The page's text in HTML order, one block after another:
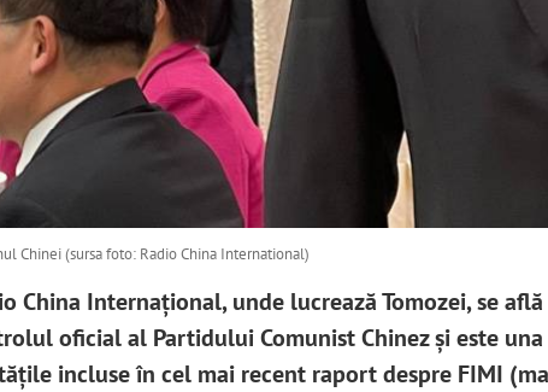
Chinei (sursa foto: Radio China International)
China Internațional, unde lucrează Tomozei, se află
oficial al Partidului Comunist Chinez și este
incluse în cel mai recent raport despre FIMI